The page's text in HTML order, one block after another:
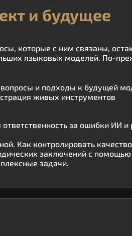
и будущее
которые с ним связаны,
языковых моделей. По-
и подходы к будущей
живых инструментов
за ошибки ИИ и
Как контролировать
заключений с помощью
задачи.